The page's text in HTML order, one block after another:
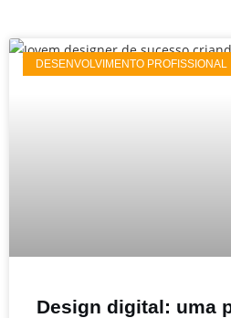
DESENVOLVIMENTO PROFISSIONAL
Design digital: uma